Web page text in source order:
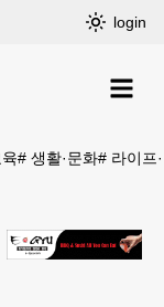
login
# 생활·문화# 라이프